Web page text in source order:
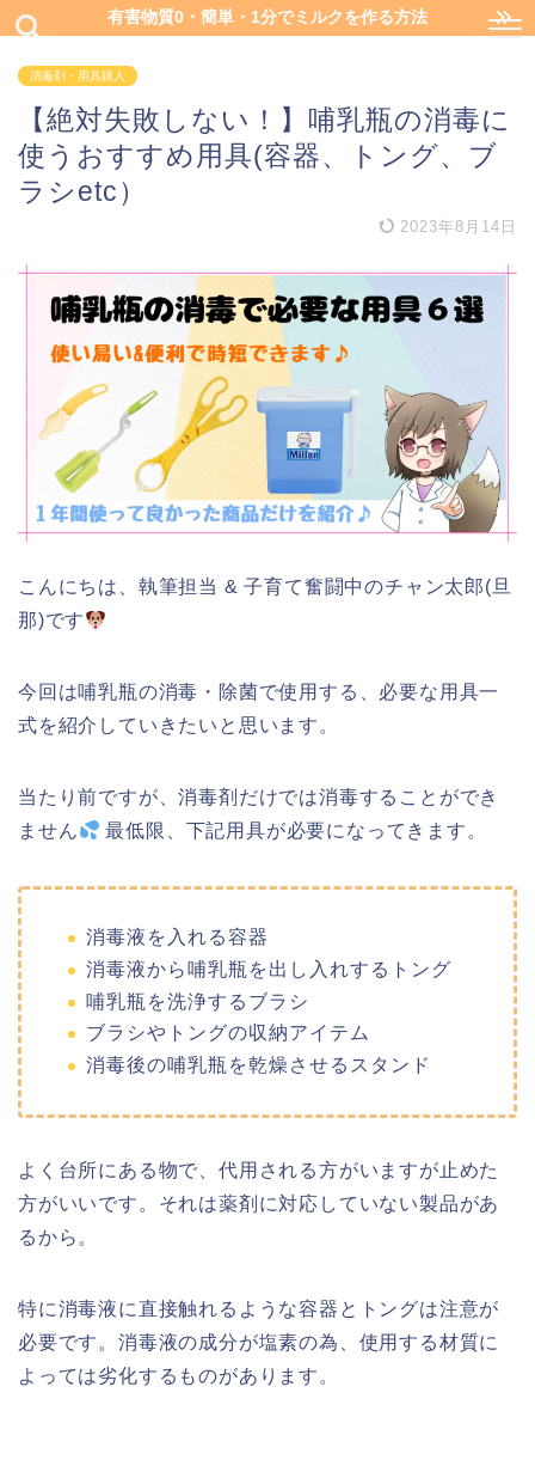
有害物質0・簡単・1分でミルクを作る方法
消毒剤・用具購入
【絶対失敗しない！】哺乳瓶の消毒に
使うおすすめ用具(容器、トング、ブ
ラシetc）
2023年8月14日
こんにちは、執筆担当 & 子育て奮闘中のチャン太郎(旦
那)です
今回は哺乳瓶の消毒・除菌で使用する、必要な用具一
式を紹介していきたいと思います。
当たり前ですが、消毒剤だけでは消毒することができ
ません
最低限、下記用具が必要になってきます。
消毒液を入れる容器
消毒液から哺乳瓶を出し入れするトング
哺乳瓶を洗浄するブラシ
ブラシやトングの収納アイテム
消毒後の哺乳瓶を乾燥させるスタンド
よく台所にある物で、代用される方がいますが止めた
方がいいです。それは薬剤に対応していない製品があ
るから。
特に消毒液に直接触れるような容器とトングは注意が
必要です。消毒液の成分が塩素の為、使用する材質に
よっては劣化するものがあります。